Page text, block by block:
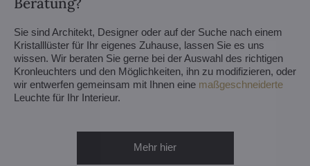
Sie sind Architekt, Designer oder auf der Suche nach einem
Kristalllüster für Ihr eigenes Zuhause, lassen Sie es uns
wissen. Wir beraten Sie gerne bei der Auswahl des richtigen
Kronleuchters und den Möglichkeiten, ihn zu modifizieren, oder
wir entwerfen gemeinsam mit Ihnen eine maßgeschneiderte
Leuchte für Ihr Interieur.
Mehr hier